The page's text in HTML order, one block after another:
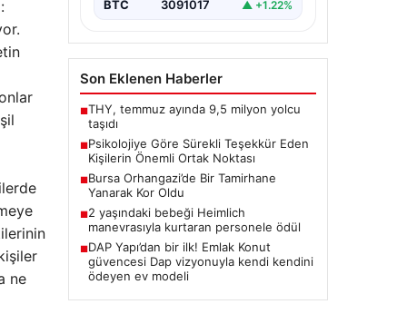
ne
BTC 3091017 ▲ +1.22%
Son Eklenen Haberler
■THY, temmuz ayında 9,5 milyon yolcu
taşıdı
■Psikolojiye Göre Sürekli Teşekkür Eden
Kişilerin Önemli Ortak Noktası
■Bursa Orhangazi’de Bir Tamirhane
Yanarak Kor Oldu
■2 yaşındaki bebeği Heimlich
manevrasıyla kurtaran personele ödül
■DAP Yapı’dan bir ilk! Emlak Konut
güvencesi Dap vizyonuyla kendi kendini
ödeyen ev modeli